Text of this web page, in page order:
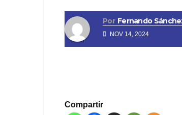
Por Fernando
NOV 14, 2024
Compartir